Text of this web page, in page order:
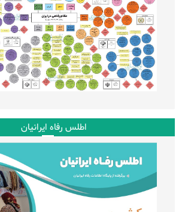
اطلس رفاه ایرانیان